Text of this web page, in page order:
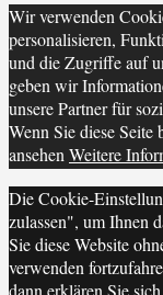
Wir verwenden
personalisieren,
und die Zugriffe auf
geben wir
unsere Partner für
Wenn Sie diese Seite
ansehen Weitere
Die Cookie-
zulassen", um Ihnen
Sie diese Website
verwenden
dann erklären Sie sich